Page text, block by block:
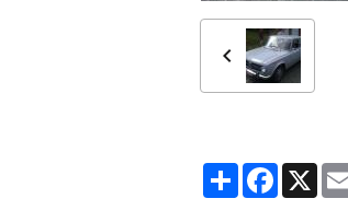
PartagerFacebook
X